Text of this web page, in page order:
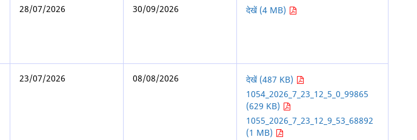
28/07/2026 30/09/2026 देखें (4 MB)
23/07/2026 08/08/2026
देखें (487 KB)
1054_2026_7_23_12_5_0_99865
(629 KB)
1055_2026_7_23_12_9_53_68892
(1 MB)